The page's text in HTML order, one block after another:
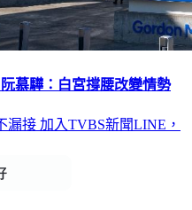
漏接